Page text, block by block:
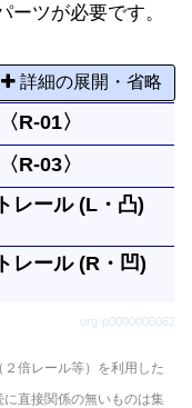
ーツが必要です。
詳細の展開・省略
R-01〉
ルの基本になる長
R-03〉
ル１本と同じで
レール (L・凸)
す。曲がったレー
レール (R・凹)
。曲がったレー
。
org-p0000000062
倍レール等）を利用した
直接関係の無いものは集